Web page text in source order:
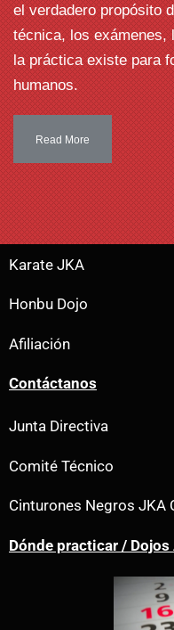
el verdadero propósito
técnica, los exámenes,
la práctica existe para
humanos.
Read More
Karate JKA
Honbu Dojo
Afiliación
Contáctanos
Junta Directiva
Comité Técnico
Cinturones Negros JKA
Dónde practicar /